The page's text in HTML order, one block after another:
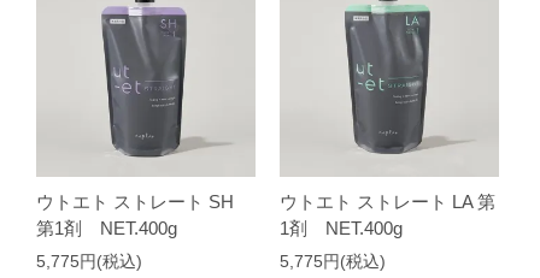
ウトエト ストレート SH
第1剤 NET.400g
5,775円(税込)
ウトエト ストレート LA 第
1剤 NET.400g
5,775円(税込)